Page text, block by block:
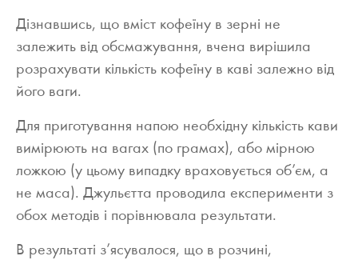
Дізнавшись, що вміст кофеїну в зерні не
залежить від обсмажування, вчена вирішила
розрахувати кількість кофеїну в каві залежно від
його ваги.
Для приготування напою необхідну кількість кави
вимірюють на вагах (по грамах), або мірною
ложкою (у цьому випадку враховується об’єм, а
не маса). Джульєтта проводила експерименти з
обох методів і порівнювала результати.
В результаті з’ясувалося, що в розчині,